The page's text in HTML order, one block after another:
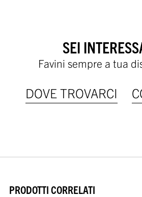
SEI
Favini sempre a tua
DOVE TROVARCI
PRODOTTI CORRELATI